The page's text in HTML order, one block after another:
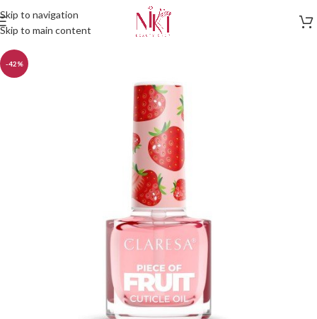
Skip to navigation
Skip to main content
-42%